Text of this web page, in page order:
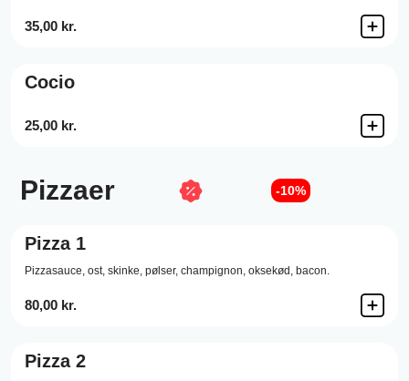
35,00 kr.
Cocio
25,00 kr.
Pizzaer -10%
Pizza 1
Pizzasauce, ost, skinke, pølser, champignon, oksekød, bacon.
80,00 kr.
Pizza 2